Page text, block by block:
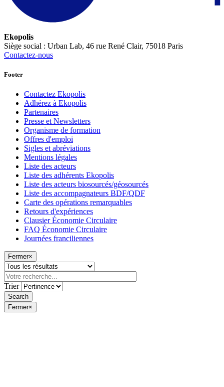
Ekopolis
Siège social : Urban Lab, 46 rue René Clair, 75018 Paris
Contactez-nous
Footer
Contactez Ekopolis
Adhérez à Ekopolis
Partenaires
Presse et Newsletters
Organisme de formation
Offres d'emploi
Sigles et abréviations
Mentions légales
Liste des acteurs
Liste des adhérents Ekopolis
Liste des acteurs biosourcés/géosourcés
Liste des accompagnateurs BDF/QDF
Carte des opérations remarquables
Retours d'expériences
Clausier Économie Circulaire
FAQ Économie Circulaire
Journées franciliennes
Fermer×
Trier
Fermer×